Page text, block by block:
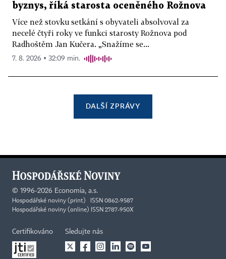
byznys, říká starosta oceněného Rožnova
Více než stovku setkání s obyvateli absolvoval za
necelé čtyři roky ve funkci starosty Rožnova pod
Radhoštěm Jan Kučera. „Snažíme se...
7. 8. 2026 ▪ 32:09 min.
DALŠÍ ZPRÁVY
© 1996-2026 Economia, a.s.
Hospodářské noviny (print) ISSN 0862-9587
Hospodářské noviny (online) ISSN 2787-950X
Certifikováno Sledujte nás